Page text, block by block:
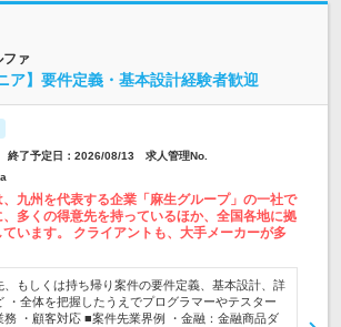
ファ
ア】要件定義・基本設計経験者歓迎
了予定日：2026/08/13 求人管理No.
九州を代表する企業「麻生グループ」の一社で
多くの得意先を持っているほか、全国各地に拠
います。 クライアントも、大手メーカーが多
、もしくは持ち帰り案件の要件定義、基本設計、詳
・全体を把握したうえでプログラマーやテスター
務 ・顧客対応 ■案件先業界例 ・金融：金融商品ダ